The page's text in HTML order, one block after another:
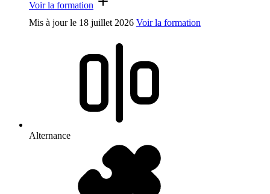
Voir la formation
Mis à jour le 18 juillet 2026 Voir la formation
Alternance